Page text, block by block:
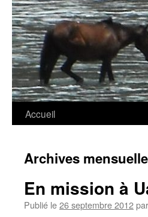
Accueil
Archives
En mission à
Publié le26 septembre 2012par